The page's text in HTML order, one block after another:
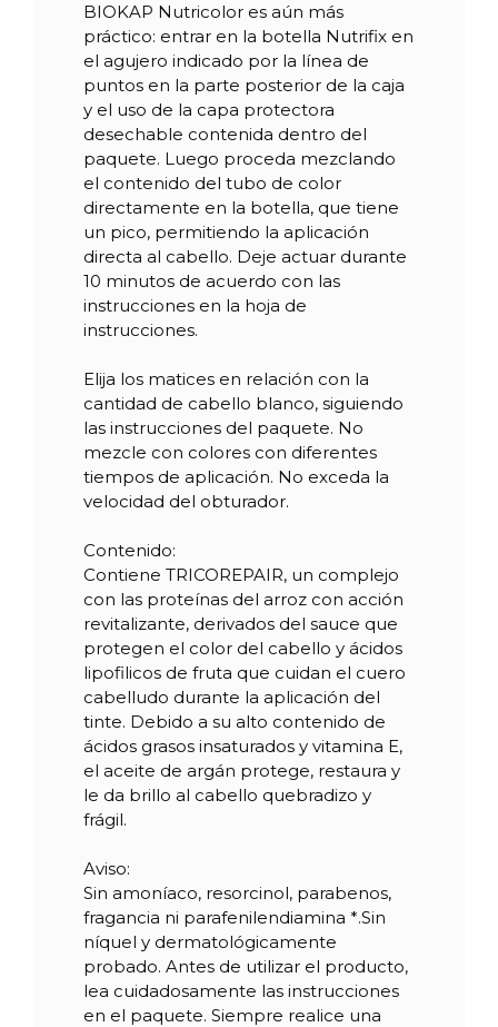
BIOKAP Nutricolor es aún más
práctico: entrar en la botella Nutrifix en
el agujero indicado por la línea de
puntos en la parte posterior de la caja
y el uso de la capa protectora
desechable contenida dentro del
paquete. Luego proceda mezclando
el contenido del tubo de color
directamente en la botella, que tiene
un pico, permitiendo la aplicación
directa al cabello. Deje actuar durante
10 minutos de acuerdo con las
instrucciones en la hoja de
instrucciones.
Elija los matices en relación con la
cantidad de cabello blanco, siguiendo
las instrucciones del paquete. No
mezcle con colores con diferentes
tiempos de aplicación. No exceda la
velocidad del obturador.
Contenido:
Contiene TRICOREPAIR, un complejo
con las proteínas del arroz con acción
revitalizante, derivados del sauce que
protegen el color del cabello y ácidos
lipofilicos de fruta que cuidan el cuero
cabelludo durante la aplicación del
tinte. Debido a su alto contenido de
ácidos grasos insaturados y vitamina E,
el aceite de argán protege, restaura y
le da brillo al cabello quebradizo y
frágil.
Aviso:
Sin amoníaco, resorcinol, parabenos,
fragancia ni parafenilendiamina *.Sin
níquel y dermatológicamente
probado. Antes de utilizar el producto,
lea cuidadosamente las instrucciones
en el paquete. Siempre realice una